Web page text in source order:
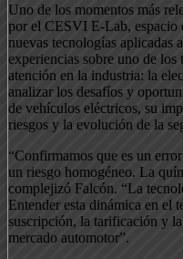
Uno de los momentos más
por el CESVI E-Lab, espacio
nuevas tecnologías
experiencias sobre uno de
atención en la industria: la
analizar los desafíos y
de vehículos eléctricos, su
riesgos y la evolución de la
“Confirmamos que es un
un riesgo homogéneo. La
complejizó Falcón. “La
Entender esta dinámica en el
suscripción, la tarificación y
mercado automotor”.